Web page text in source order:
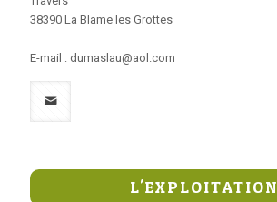
38390 La Blame les Grottes
E-mail : dumaslau@aol.com
L'EXPLOITATION